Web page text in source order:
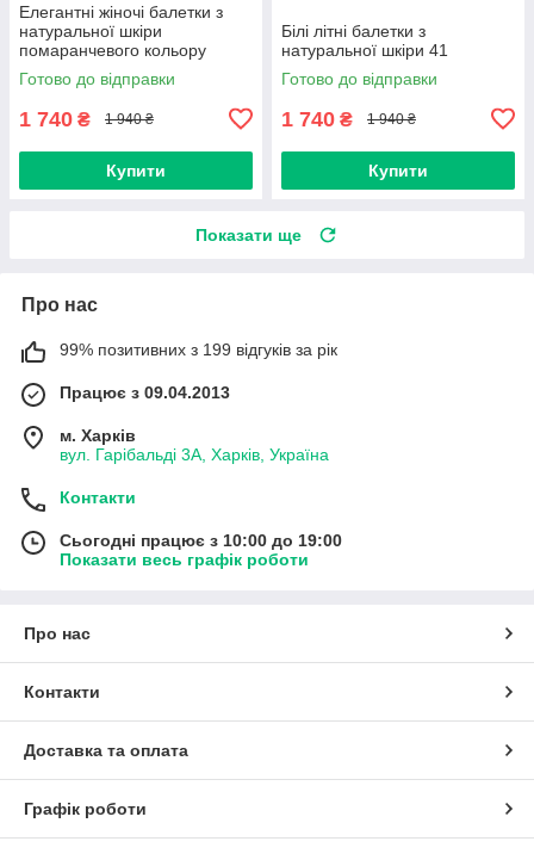
Елегантні жіночі балетки з
натуральної шкіри
помаранчевого кольору
Готово до відправки
1 740 ₴ 1 940 ₴
Купити
Білі літні балетки з
натуральної шкіри 41
Готово до відправки
1 740 ₴ 1 940 ₴
Купити
Показати ще
Про нас
99% позитивних з 199 відгуків за рік
Працює з 09.04.2013
м. Харків
вул. Гарібальді 3А, Харків, Україна
Контакти
Сьогодні працює з 10:00 до 19:00
Показати весь графік роботи
Про нас
Контакти
Доставка та оплата
Графік роботи